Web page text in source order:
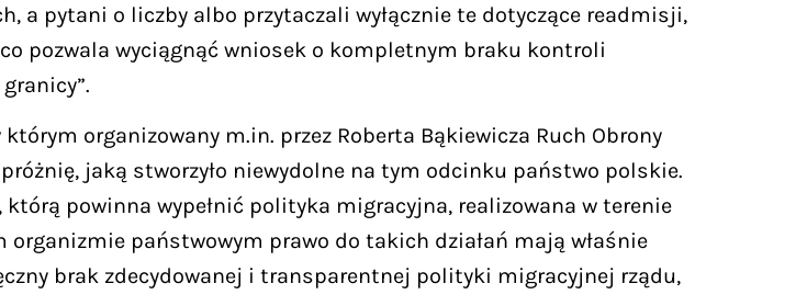
a pytani o liczby albo przytaczali wyłącznie te dotyczące readmisji,
pozwala wyciągnąć wniosek o kompletnym braku kontroli
organizowany m.in. przez Roberta Bąkiewicza Ruch Obrony
jaką stworzyło niewydolne na tym odcinku państwo polskie.
powinna wypełnić polityka migracyjna, realizowana w terenie
organizmie państwowym prawo do takich działań mają właśnie
brak zdecydowanej i transparentnej polityki migracyjnej rządu,